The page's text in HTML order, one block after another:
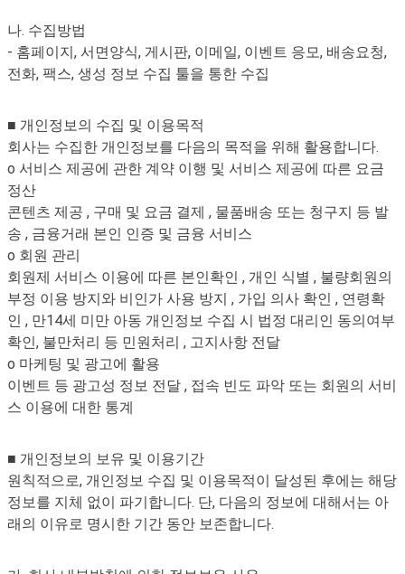
나. 수집방법
- 홈페이지, 서면양식, 게시판, 이메일, 이벤트 응모, 배송요청,
전화, 팩스, 생성 정보 수집 툴을 통한 수집
■ 개인정보의 수집 및 이용목적
회사는 수집한 개인정보를 다음의 목적을 위해 활용합니다.
o 서비스 제공에 관한 계약 이행 및 서비스 제공에 따른 요금
정산
콘텐츠 제공 , 구매 및 요금 결제 , 물품배송 또는 청구지 등 발
송 , 금융거래 본인 인증 및 금융 서비스
o 회원 관리
회원제 서비스 이용에 따른 본인확인 , 개인 식별 , 불량회원의
부정 이용 방지와 비인가 사용 방지 , 가입 의사 확인 , 연령확
인 , 만14세 미만 아동 개인정보 수집 시 법정 대리인 동의여부
확인, 불만처리 등 민원처리 , 고지사항 전달
o 마케팅 및 광고에 활용
이벤트 등 광고성 정보 전달 , 접속 빈도 파악 또는 회원의 서비
스 이용에 대한 통계
■ 개인정보의 보유 및 이용기간
원칙적으로, 개인정보 수집 및 이용목적이 달성된 후에는 해당
정보를 지체 없이 파기합니다. 단, 다음의 정보에 대해서는 아
래의 이유로 명시한 기간 동안 보존합니다.